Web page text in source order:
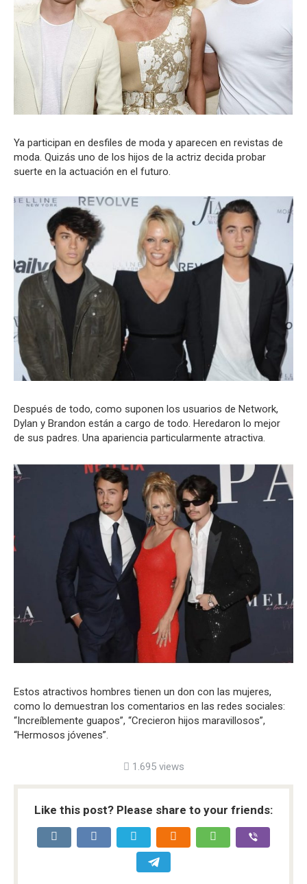
Ya participan en desfiles de moda y aparecen en revistas de
moda. Quizás uno de los hijos de la actriz decida probar
suerte en la actuación en el futuro.
Después de todo, como suponen los usuarios de Network,
Dylan y Brandon están a cargo de todo. Heredaron lo mejor
de sus padres. Una apariencia particularmente atractiva.
Estos atractivos hombres tienen un don con las mujeres,
como lo demuestran los comentarios en las redes sociales:
“Increíblemente guapos”, “Crecieron hijos maravillosos”,
“Hermosos jóvenes”.
1.695 views
Like this post? Please share to your friends: